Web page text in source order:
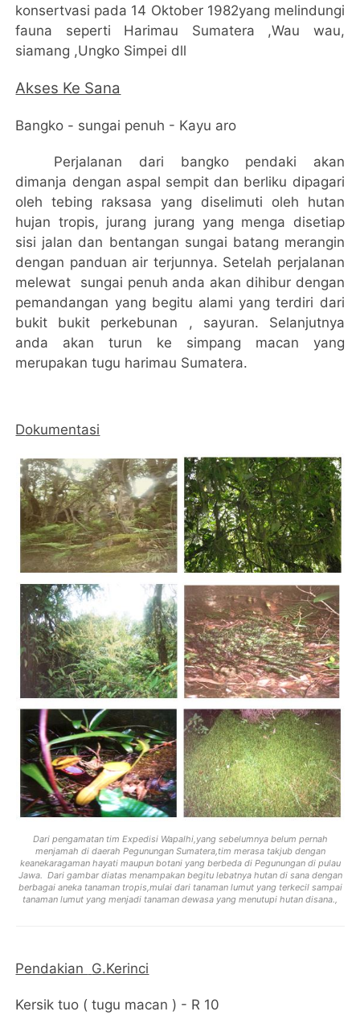
konsertvasi pada 14 Oktober 1982yang melindungi
fauna seperti Harimau Sumatera ,Wau wau,
siamang ,Ungko Simpei dll
Akses Ke Sana
Bangko - sungai penuh - Kayu aro
Perjalanan dari bangko pendaki akan
dimanja dengan aspal sempit dan berliku dipagari
oleh tebing raksasa yang diselimuti oleh hutan
hujan tropis, jurang jurang yang menga disetiap
sisi jalan dan bentangan sungai batang merangin
dengan panduan air terjunnya. Setelah perjalanan
melewat sungai penuh anda akan dihibur dengan
pemandangan yang begitu alami yang terdiri dari
bukit bukit perkebunan , sayuran. Selanjutnya
anda akan turun ke simpang macan yang
merupakan tugu harimau Sumatera.
Dokumentasi
Dari pengamatan tim Expedisi Wapalhi,yang sebelumnya belum pernah
menjamah di daerah Pegunungan Sumatera,tim merasa takjub dengan
keanekaragaman hayati maupun botani yang berbeda di Pegunungan di pulau
Jawa. Dari gambar diatas menampakan begitu lebatnya hutan di sana dengan
berbagai aneka tanaman tropis,mulai dari tanaman lumut yang terkecil sampai
tanaman lumut yang menjadi tanaman dewasa yang menutupi hutan disana.,
Pendakian G.Kerinci
Kersik tuo ( tugu macan ) - R 10